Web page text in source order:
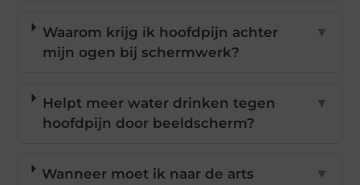
Waarom krijg ik hoofdpijn achter
mijn ogen bij schermwerk?
▼
Helpt meer water drinken tegen
hoofdpijn door beeldscherm?
▼
Wanneer moet ik naar de arts
▼